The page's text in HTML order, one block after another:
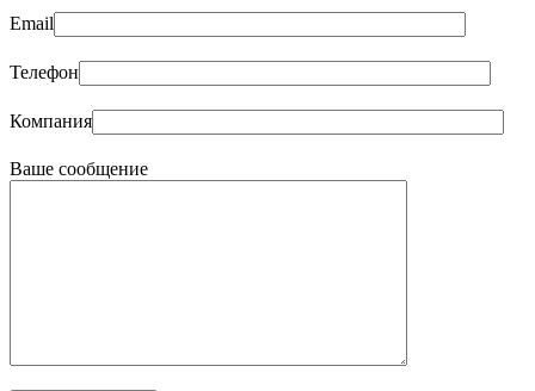
Email
Телефон
Компания
Ваше сообщение